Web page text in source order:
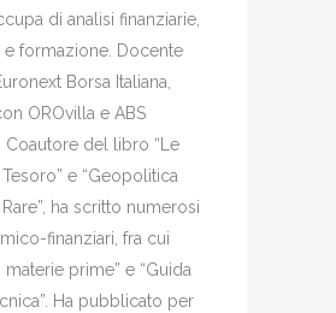
di analisi finanziarie,
e formazione. Docente
Borsa Italiana,
OROvilla e ABS
Coautore del libro “Le
e “Geopolitica
ha scritto numerosi
finanziari, fra cui
materie prime” e “Guida
Ha pubblicato per